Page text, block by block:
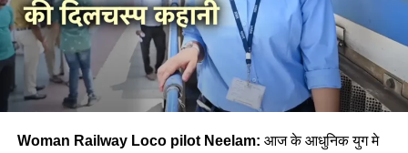
Woman Railway Loco pilot Neelam: आज के आधुनिक युग मे